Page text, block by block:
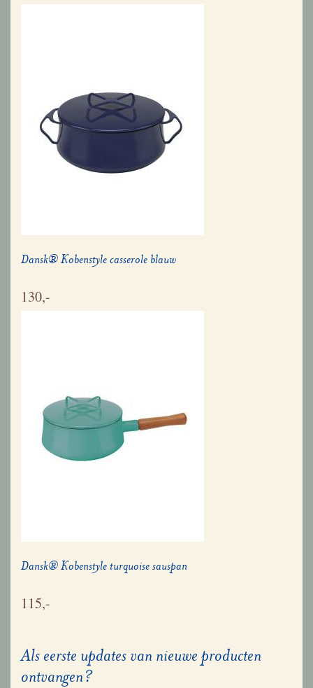
Dansk® Kobenstyle casserole blauw
130,-
Dansk® Kobenstyle turquoise sauspan
115,-
Als eerste updates van nieuwe producten
ontvangen?